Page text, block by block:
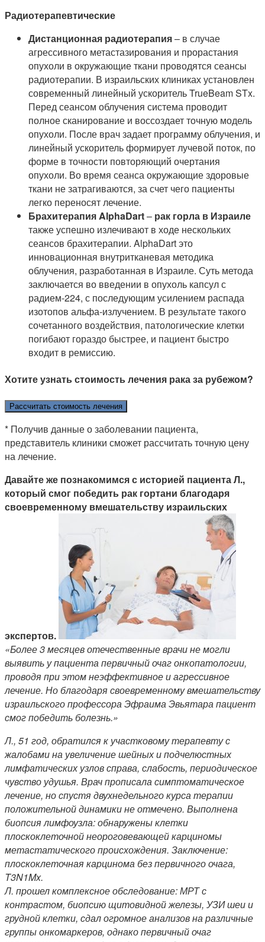
Радиотерапевтические
Дистанционная радиотерапия– в случае
агрессивного метастазирования и прорастания
опухоли в окружающие ткани проводятся сеансы
радиотерапии. В израильских клиниках установлен
современный линейный ускоритель TrueBeam STx.
Перед сеансом облучения система проводит
полное сканирование и воссоздает точную модель
опухоли. После врач задает программу облучения, и
линейный ускоритель формирует лучевой поток, по
форме в точности повторяющий очертания
опухоли. Во время сеанса окружающие здоровые
ткани не затрагиваются, за счет чего пациенты
легко переносят лечение.
Брахитерапия AlphaDart– рак горла в Израиле
также успешно излечивают в ходе нескольких
сеансов брахитерапии. AlphaDart это
инновационная внутритканевая методика
облучения, разработанная в Израиле. Суть метода
заключается во введении в опухоль капсул с
радием-224, с последующим усилением распада
изотопов альфа-излучением. В результате такого
сочетанного воздействия, патологические клетки
погибают гораздо быстрее, и пациент быстро
входит в ремиссию.
Хотите узнать стоимость лечения рака за рубежом?
Рассчитать стоимость лечения
* Получив данные о заболевании пациента,
представитель клиники сможет рассчитать точную цену
на лечение.
Давайте же познакомимся с историей пациента Л.,
который смог победить рак гортани благодаря
своевременному вмешательству израильских
экспертов.
«Более 3 месяцев отечественные врачи не могли
выявить у пациента первичный очаг онкопатологии,
проводя при этом неэффективное и агрессивное
лечение. Но благодаря своевременному вмешательству
израильского профессора Эфраима Эвьятара пациент
смог победить болезнь.»
Л., 51 год, обратился к участковому терапевту с
жалобами на увеличение шейных и подчелюстных
лимфатических узлов справа, слабость, периодическое
чувство удушья. Врач прописала симптоматическое
лечение, но спустя двухнедельного курса терапии
положительной динамики не отмечено. Выполнена
биопсия лимфоузла: обнаружены клетки
плоскоклеточной неороговевающей карциномы
метастатического происхождения. Заключение:
плоскоклеточная карцинома без первичного очага,
T3N1Mx.
Л. прошел комплексное обследование: МРТ с
контрастом, биопсию щитовидной железы, УЗИ шеи и
грудной клетки, сдал огромное анализов на различные
группы онкомаркеров, однако первичный очаг